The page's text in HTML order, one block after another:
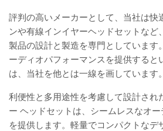
評判の高いメーカーとして、当社は快
ンや有線インイヤーヘッドセットなど
製品の設計と製造を専門としています
ーディオパフォーマンスを提供すると
は、当社を他とは一線を画しています。
利便性と多用途性を考慮して設計され
ー ヘッドセットは、シームレスなオ
を提供します。軽量でコンパクトなデ